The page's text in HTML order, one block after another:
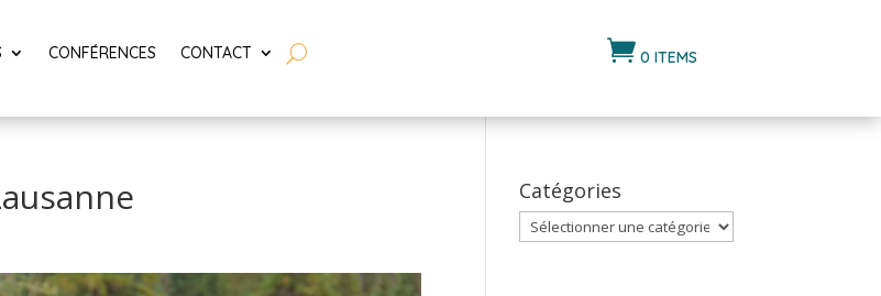
CONFÉRENCES CONTACT  0 ITEMS
Catégories
Catégories